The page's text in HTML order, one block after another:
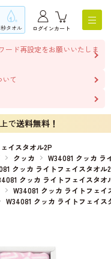
秒タオル ログインカート
ード再設定をお願いいたしま
て
で送料無料！
イスタオル2P
クッカ
W34081 クッカ ラ
クッカ ライトフェイスタオル
クッカ ライトフェイスタオ
W34081 クッカ ライトフェイ
W34081 クッカ ライトフェイス